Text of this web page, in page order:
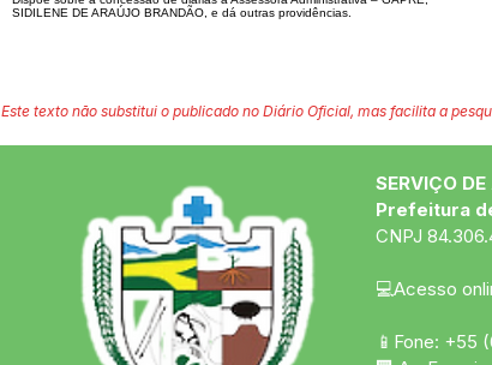
SIDILENE DE ARAÚJO BRANDÃO, e dá outras providências.
Este texto não substitui o publicado no Diário Oficial, mas facilita a
SERVIÇO
Prefeitura
CNPJ
💻Acesso
📱Fone: +55